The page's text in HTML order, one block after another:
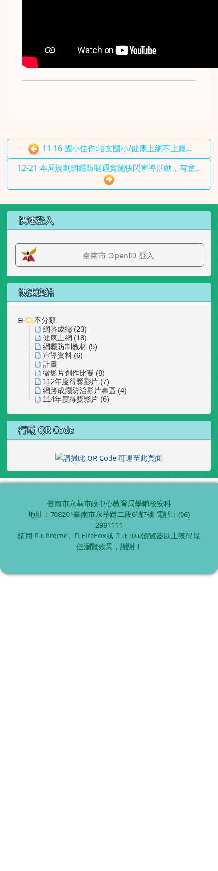
11-16 國小佳作:培文國小/健康上網不上癮...
12-21 本局規劃網癮防制週實施快閃宣導活動，有意...
左邊區域內容
快速登入
臺南市 OpenID 登入
快速連結
不分類
網路成癮 (23)
健康上網 (18)
網癮防制教材 (5)
宣導資料 (6)
計畫
微影片創作比賽 (8)
112年度得獎影片 (7)
網路成癮防治影片專區 (4)
114年度得獎影片 (6)
行動 QR Code
臺南市永華市政中心教育局學輔校安科
地址：708201臺南市永華路二段6號7樓 電話：(06)
2991111
請用
Chrome FireFox或
IE10.0瀏覽器以上獲得最
佳瀏覽效果，謝謝！